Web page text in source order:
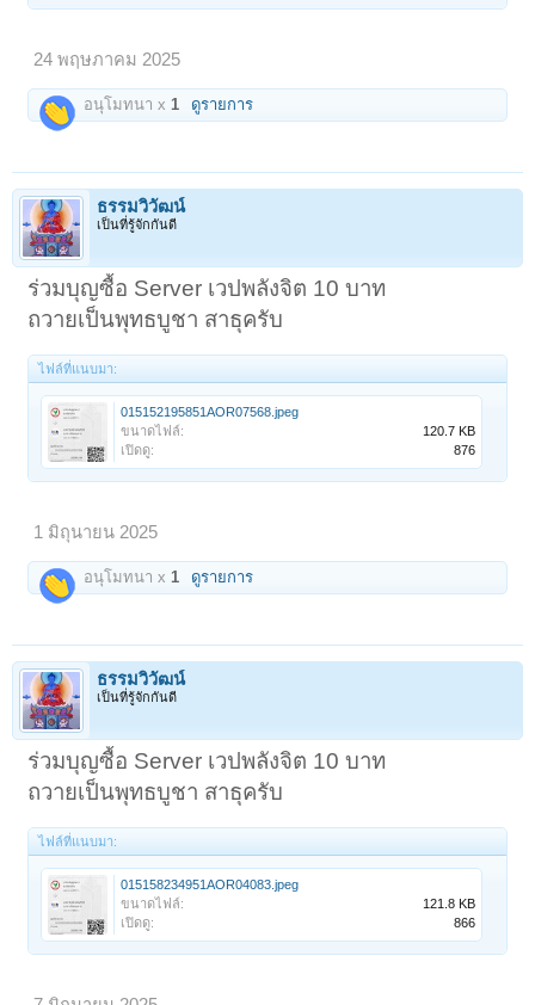
24 พฤษภาคม 2025
อนุโมทนา x 1 ดูรายการ
ธรรมวิวัฒน์
เป็นที่รู้จักกันดี
ร่วมบุญซื้อ Server เวปพลังจิต 10 บาท
ถวายเป็นพุทธบูชา สาธุครับ
ไฟล์ที่แนบมา:
015152195851AOR07568.jpeg
ขนาดไฟล์:
120.7 KB
เปิดดู:
876
1 มิถุนายน 2025
อนุโมทนา x1 ดูรายการ
ธรรมวิวัฒน์
เป็นที่รู้จักกันดี
ร่วมบุญซื้อ Server เวปพลังจิต 10 บาท
ถวายเป็นพุทธบูชา สาธุครับ
ไฟล์ที่แนบมา:
015158234951AOR04083.jpeg
ขนาดไฟล์:
121.8 KB
เปิดดู:
866